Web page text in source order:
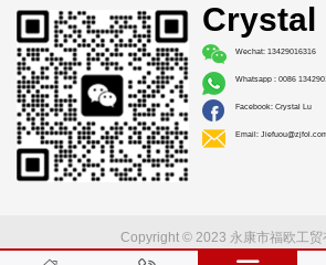
Crystal
Wechat: 13429016316
Whatsapp : 0086
Facebook: Crystal Lu
Email:
Copyright © 2023 永康市福欧工贸